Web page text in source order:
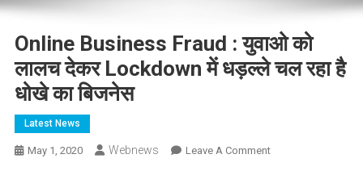
Online Business Fraud : युवाओ को
लालच देकर Lockdown में धड़ल्ले चल रहा है
धोखे का बिजनेस
Latest News
May 1, 2020 Webnews Leave A CommentOn